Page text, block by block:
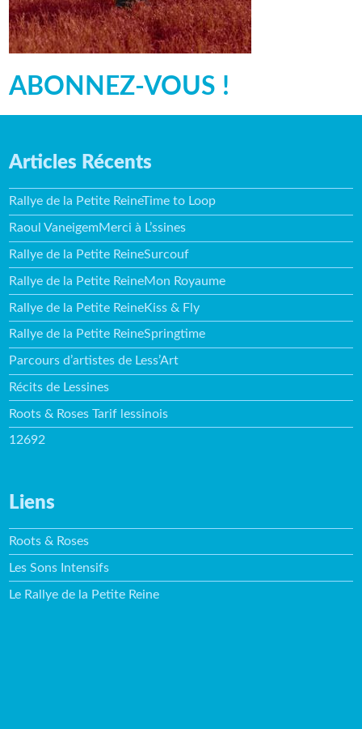
ABONNEZ-VOUS !
Articles Récents
Rallye de la Petite ReineTime to Loop
Raoul VaneigemMerci à L’ssines
Rallye de la Petite ReineSurcouf
Rallye de la Petite ReineMon Royaume
Rallye de la Petite ReineKiss & Fly
Rallye de la Petite ReineSpringtime
Parcours d’artistes de Less’Art
Récits de Lessines
Roots & Roses Tarif lessinois
12692
Liens
Roots & Roses
Les Sons Intensifs
Le Rallye de la Petite Reine